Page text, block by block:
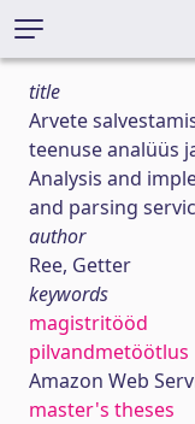
title
Arvete
teenuse analüüs
Analysis and
and parsing
author
Ree, Getter
keywords
magistritööd
pilvandmetöötlus
Amazon Web
master's theses